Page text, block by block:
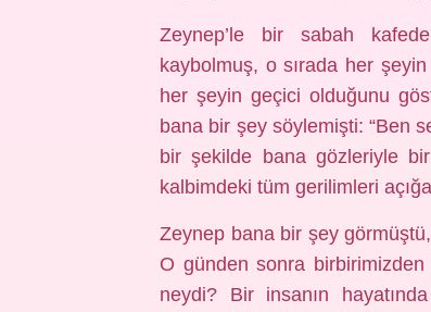
Zeynep’le bir sabah
kaybolmuş, o sırada her
her şeyin geçici olduğunu
bana bir şey söylemişti: “Ben
bir şekilde bana gözleriyle
kalbimdeki tüm gerilimleri açığa
Zeynep bana bir şey
O günden sonra
neydi? Bir insanın